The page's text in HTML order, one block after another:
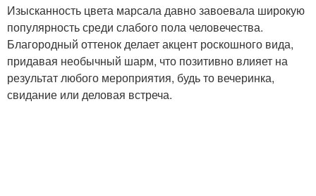
Изысканность цвета марсала давно завоевала широкую
популярность среди слабого пола человечества.
Благородный оттенок делает акцент роскошного вида,
придавая необычный шарм, что позитивно влияет на
результат любого мероприятия, будь то вечеринка,
свидание или деловая встреча.